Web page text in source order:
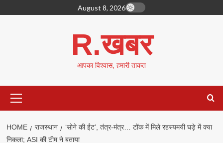
to
August 8, 2026
R.खबर
आपका विश्वास, हमारी ताकत
Menu
HOME राजस्थान
‘सोने की ईंट’, तंत्र-मंत्र… टोंक में मिले रहस्यमयी घड़े में क्या
निकला; ASI की टीम ने बताया